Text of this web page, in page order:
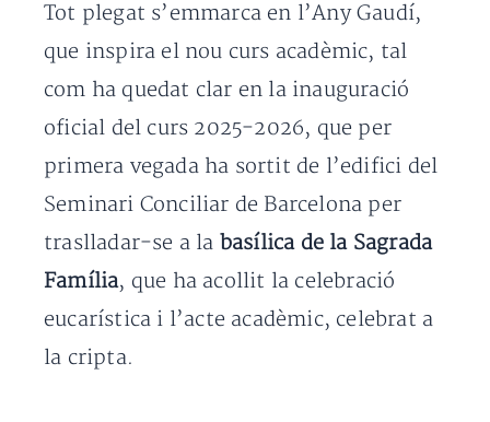
Tot plegat s’emmarca en l’Any Gaudí,
que inspira el nou curs acadèmic, tal
com ha quedat clar en la inauguració
oficial del curs 2025-2026, que per
primera vegada ha sortit de l’edifici del
Seminari Conciliar de Barcelona per
traslladar-se a la basílica de la Sagrada
Família, que ha acollit la celebració
eucarística i l’acte acadèmic, celebrat a
la cripta.